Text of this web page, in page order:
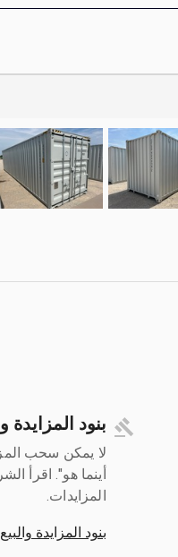
بنود المزايدة
لا يمكن سحب
أينما هو". اقرأ
المزايدات.
بنود المزايدة والبيع